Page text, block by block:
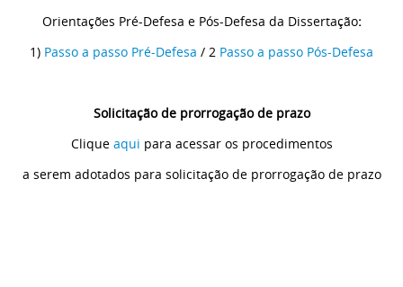
Orientações Pré-Defesa e Pós-Defesa da Dissertação:
1) Passo a passo Pré-Defesa / 2 Passo a passo Pós-Defesa
Solicitação de prorrogação de prazo
Clique aqui para acessar os procedimentos
a serem adotados para solicitação de prorrogação de prazo